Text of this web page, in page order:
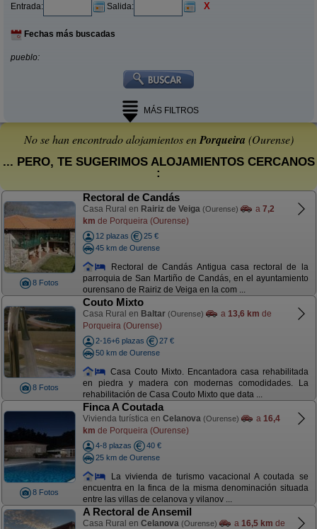
Entrada: Salida: X
Fechas más buscadas
pueblo:
MÁS FILTROS
No se han encontrado alojamientos enPorqueira (Ourense)
... PERO, TE SUGERIMOS ALOJAMIENTOS CERCANOS
:
8 Fotos
Rectoral de Candás
Casa Rural en Rairiz de Veiga (Ourense) a 7,2
km de Porqueira (Ourense)
12 plazas
25 €
45 km de Ourense
Rectoral de Candás Antigua casa rectoral de la
parroquia de San Martiño de Candás, en el ayuntamiento
ourensano de Rairiz de Veiga en la com ...
8 Fotos
Couto Mixto
Casa Rural en Baltar (Ourense) a 13,6 km de
Porqueira (Ourense)
2-16+6 plazas
27 €
50 km de Ourense
Casa Couto Mixto. Encantadora casa rehabilitada
en piedra y madera con modernas comodidades. La
rehabilitación de Casa Couto Mixto que data ...
8 Fotos
Finca A Coutada
Vivienda turística en Celanova (Ourense) a 16,4
km de Porqueira (Ourense)
4-8 plazas
40 €
25 km de Ourense
La vivienda de turismo vacacional A coutada se
encuentra en la finca de la misma denominación situada
entre las villas de celanova y vilanov ...
A Rectoral de Ansemil
Casa Rural en Celanova (Ourense) a 16,5 km de